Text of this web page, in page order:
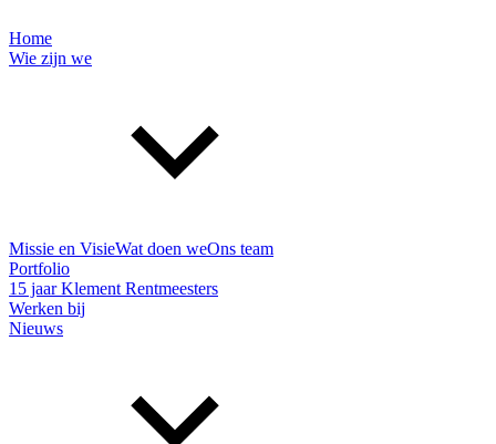
Home
Wie zijn we
Missie en VisieWat doen weOns team
Portfolio
15 jaar Klement Rentmeesters
Werken bij
Nieuws